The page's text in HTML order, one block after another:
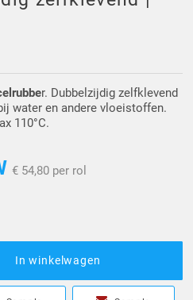
r. Dubbelzijdig zelfklevend
water en andere vloeistoffen.
110°C.
€ 54,80 per rol
In winkelwagen